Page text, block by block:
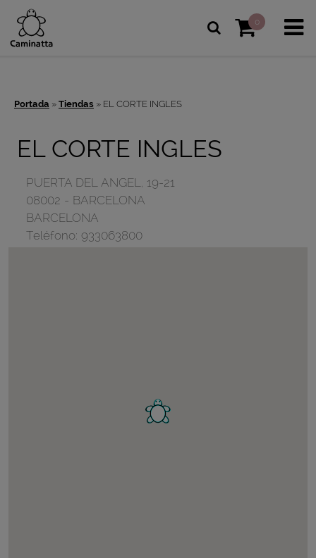
0
Portada » Tiendas » EL CORTE INGLES
EL CORTE INGLES
PUERTA DEL ANGEL, 19-21
08002 - BARCELONA
BARCELONA
Teléfono: 933063800